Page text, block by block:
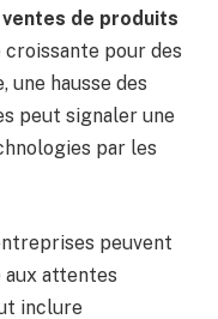
de produits
pour des
une hausse des
peut signaler une
par les
peuvent
attentes
inclure